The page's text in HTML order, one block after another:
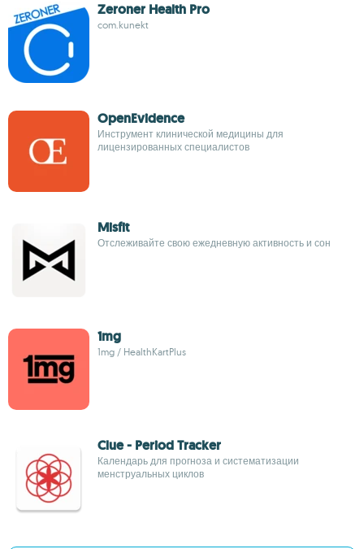
Zeroner Health Pro
com.kunekt
OpenEvidence
Инструмент клинической медицины для
лицензированных специалистов
Misfit
Отслеживайте свою ежедневную активность и сон
1mg
1mg / HealthKartPlus
Clue - Period Tracker
Календарь для прогноза и систематизации
менструальных циклов